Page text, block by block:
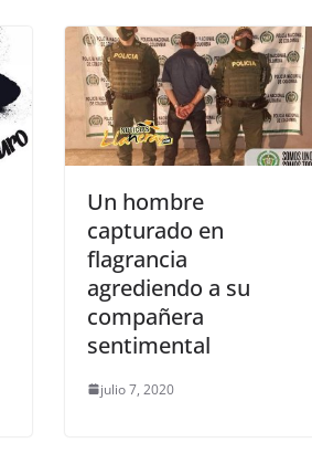
Un hombre
capturado en
flagrancia
agrediendo a su
compañera
sentimental
julio 7, 2020